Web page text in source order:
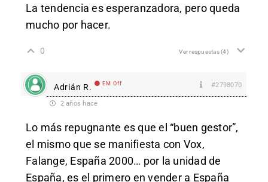
La tendencia es esperanzadora, pero queda
mucho por hacer.
0 Ver respuestas(4)
Adrián R. EM Off #2798070
2 años hace
Lo más repugnante es que el “buen gestor”,
el mismo que se manifiesta con Vox,
Falange, España 2000… por la unidad de
España, es el primero en vender a España